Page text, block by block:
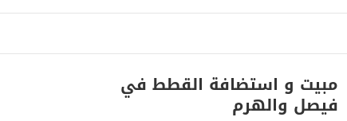
مبيت و استضافة القطط في
فيصل والهرم